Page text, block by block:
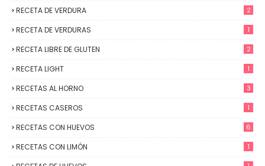
RECETA DE VERDURA 2
RECETA DE VERDURAS 1
RECETA LIBRE DE GLUTEN 2
RECETA LIGHT 1
RECETAS AL HORNO 3
RECETAS CASEROS 1
RECETAS CON HUEVOS 6
RECETAS CON LIMÓN 1